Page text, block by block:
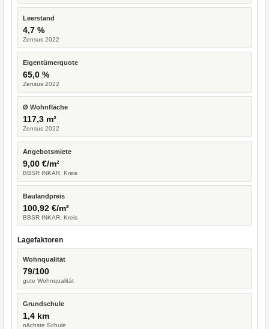
Leerstand
4,7 %
Zensus 2022
Eigentümerquote
65,0 %
Zensus 2022
Ø Wohnfläche
117,3 m²
Zensus 2022
Angebotsmiete
9,00 €/m²
BBSR INKAR, Kreis
Baulandpreis
100,92 €/m²
BBSR INKAR, Kreis
Lagefaktoren
Wohnqualität
79/100
gute Wohnqualität
Grundschule
1,4 km
nächste Schule